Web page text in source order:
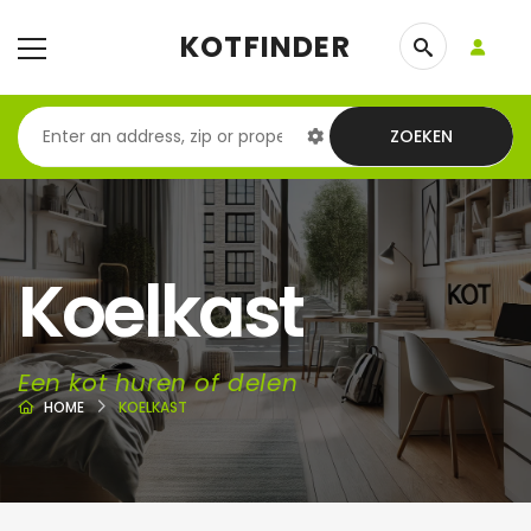
KOTFINDER
ZOEKEN
Koelkast
Een kot huren of delen
HOME KOELKAST